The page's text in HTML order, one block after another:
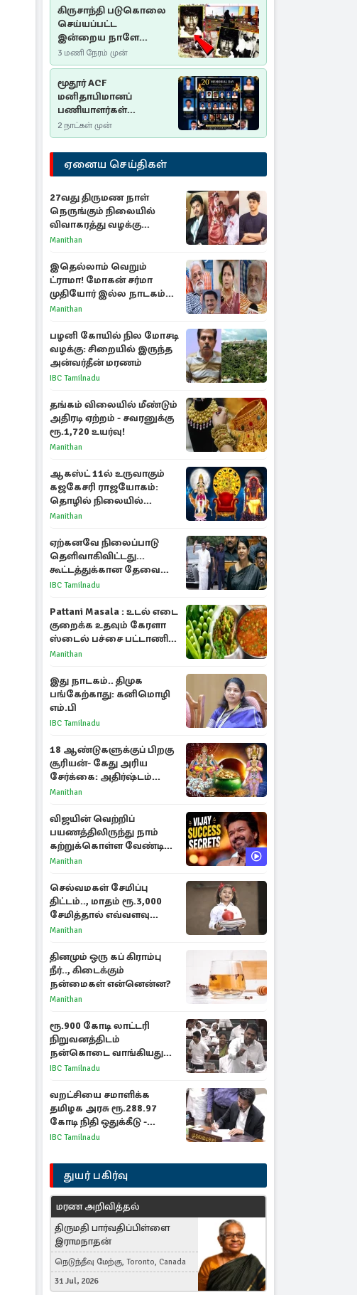
கிருசாந்தி படுகொலை
செய்யப்பட்ட
இன்றைய நாளே
செம்மணி
இனப்படுகொலை
தினம்…!
3 மணி நேரம் முன்
மூதூர் ACF
மனிதாபிமானப்
பணியாளர்கள்
படுகொலை (2006): 20
ஆண்டுகளாகியும் நீதி
மறுக்கப்பட்ட
மனிதாபிமானப்
பேரவலம்
2 நாட்கள் முன்
ஏனைய செய்திகள்
27வது திருமண நாள்
நெருங்கும் நிலையில்
விவாகரத்து வழக்கு
வாபஸ்! விஜய்யுடன்
Manithan
இதெல்லாம் வெறும்
ட்ராமா! மோகன் சர்மா
முதியோர் இல்ல நாடகம்
குறித்து குட்டி பத்மினி
Manithan
பழனி கோயில் நில மோசடி
வழக்கு: சிறையில் இருந்த
அன்வர்தீன் மரணம்
IBC Tamilnadu
தங்கம் விலையில் மீண்டும்
அதிரடி ஏற்றம் - சவரனுக்கு
ரூ.1,720 உயர்வு!
Manithan
ஆகஸ்ட் 11ல் உருவாகும்
கஜகேசரி ராஜயோகம்:
தொழில் நிலையில்
அதிர்ஷ்டம் பெறும் 3
Manithan
ஏற்கனவே நிலைப்பாடு
தெளிவாகிவிட்டது...
கூட்டத்துக்கான தேவை
என்ன? - கனிமொழி
IBC Tamilnadu
Pattani Masala : உடல் எடை
குறைக்க உதவும் கேரளா
ஸ்டைல் பச்சை பட்டாணி
கிரேவி
Manithan
இது நாடகம்.. திமுக
பங்கேற்காது: கனிமொழி
எம்.பி
IBC Tamilnadu
18 ஆண்டுகளுக்குப் பிறகு
சூரியன்- கேது அரிய
சேர்க்கை: அதிர்ஷ்டம்
பெறும் 3 ராசிகள்!
Manithan
விஜயின் வெற்றிப்
பயணத்திலிருந்து நாம்
கற்றுக்கொள்ள வேண்டிய
முக்கிய 3 விடயங்கள்!
Manithan
செல்வமகள் சேமிப்பு
திட்டம்.., மாதம் ரூ.3,000
சேமித்தால் எவ்வளவு
கிடைக்கும்?
Manithan
தினமும் ஒரு கப் கிராம்பு
நீர்.., கிடைக்கும்
நன்மைகள் என்னென்ன?
Manithan
ரூ.900 கோடி லாட்டரி
நிறுவனத்திடம்
நன்கொடை வாங்கியது
ஏன்? உதயநிதி - ஆதவ்
IBC Tamilnadu
வறட்சியை சமாளிக்க
தமிழக அரசு ரூ.288.97
கோடி நிதி ஒதுக்கீடு -
வெளியான அரசாணை
IBC Tamilnadu
துயர் பகிர்வு
மரண அறிவித்தல்
திருமதி பார்வதிப்பிள்ளை
இராமநாதன்
நெடுந்தீவு மேற்கு, Toronto, Canada
31 Jul, 2026